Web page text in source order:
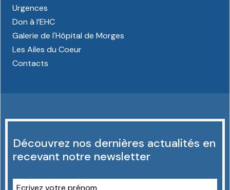
Urgences
Don à l’EHC
Galerie de l'Hôpital de Morges
Les Ailes du Coeur
Contacts
Découvrez nos dernières actualités en
recevant notre newsletter